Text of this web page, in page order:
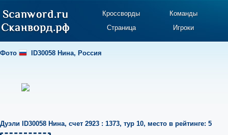
Кроссворды
Команды
Страница
Игроки
Фото ID30058 Нина, Россия
Дуэли ID30058 Нина, счет 2923 : 1373, тур 10, место в рейтинге: 5